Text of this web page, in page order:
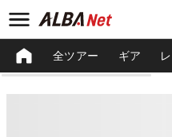
全ツアー ギア